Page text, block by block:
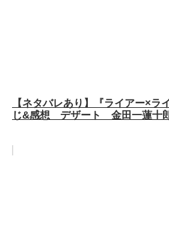
【ネタバレあり】『ライアー×ラ
じ&感想 デザート 金田一蓮十